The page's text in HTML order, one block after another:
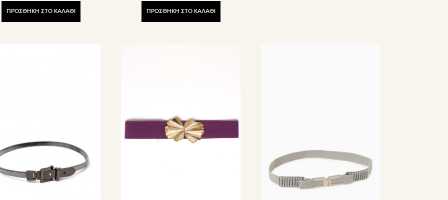
price
was:
19.90€.
τρέχουσα
τιμή
είναι:
ΠΡΟΣΘΗΚΗ ΣΤΟ ΚΑΛΑΘΙ ΠΡΟΣΘΗΚΗ ΣΤΟ ΚΑΛΑΘΙ